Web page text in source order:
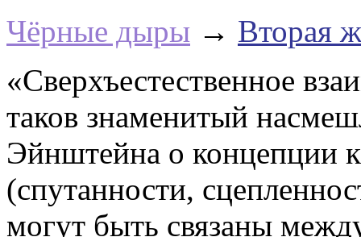
Чёрные дыры → Вторая
«Сверхъестественное
таков знаменитый
Эйнштейна о концепции
(спутанности,
могут быть связаны